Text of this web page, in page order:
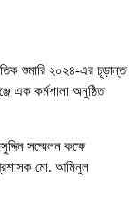
শুমারি ২০২৪-এর চূড়ান্ত
এক কর্মশালা অনুষ্ঠিত
সম্মেলন কক্ষে
মো. আমিনুল